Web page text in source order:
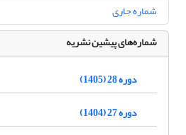
شماره جاری
شماره‌های پیشین نشریه
دوره 28 (1405)
دوره 27 (1404)